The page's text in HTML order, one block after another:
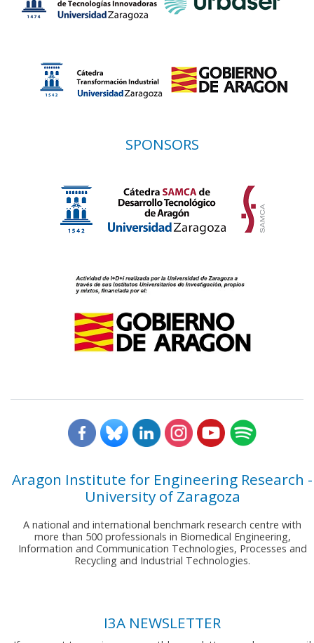
SPONSORS
Aragon Institute for Engineering Research -
University of Zaragoza
A national and international benchmark research centre with
more than 500 professionals in Biomedical Engineering,
Information and Communication Technologies, Processes and
Recycling and Industrial Technologies.
I3A NEWSLETTER